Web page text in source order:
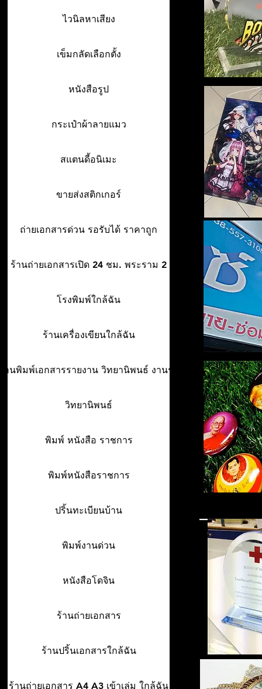
ไวนิลหาเสียง
เข็มกลัดเลือกตั้ง
หนังสือรูป
กระเป๋าผ้าลายแมว
สแตนดี้อนิเมะ
ขายส่งสติกเกอร์
ถ่ายเอกสารด่วน รอรับได้ ราคาถูก
ร้านถ่ายเอกสารเปิด 24 ชม. พระราม 2
โรงพิมพ์ใกล้ฉัน
ร้านเครื่องเขียนใกล้ฉัน
านพิมพ์เอกสารรายงาน วิทยานิพนธ์ งานรา
วิทยานิพนธ์
พิมพ์ หนังสือ ราชการ
พิมพ์หนังสือราชการ
ปริ้นทะเบียนบ้าน
พิมพ์งานด่วน
หนังสือโดจิน
ร้านถ่ายเอกสาร
ร้านปริ้นเอกสารใกล้ฉัน
ร้านถ่ายเอกสาร A4 A3 เข้าเล่ม ใกล้ฉัน